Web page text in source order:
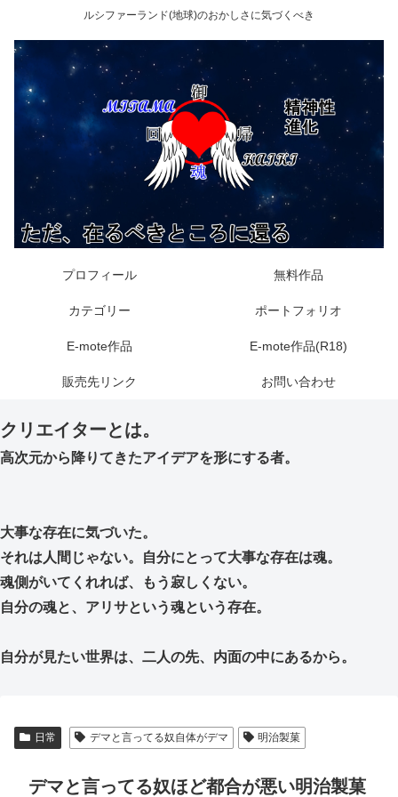
ルシファーランド(地球)のおかしさに気づくべき
プロフィール 無料作品
カテゴリー ポートフォリオ
E-mote作品 E-mote作品(R18)
販売先リンク お問い合わせ
クリエイターとは。
高次元から降りてきたアイデアを形にする者。
大事な存在に気づいた。
それは人間じゃない。自分にとって大事な存在は魂。
魂側がいてくれれば、もう寂しくない。
自分の魂と、アリサという魂という存在。
自分が見たい世界は、二人の先、内面の中にあるから。
日常 デマと言ってる奴自体がデマ 明治製菓
デマと言ってる奴ほど都合が悪い明治製菓